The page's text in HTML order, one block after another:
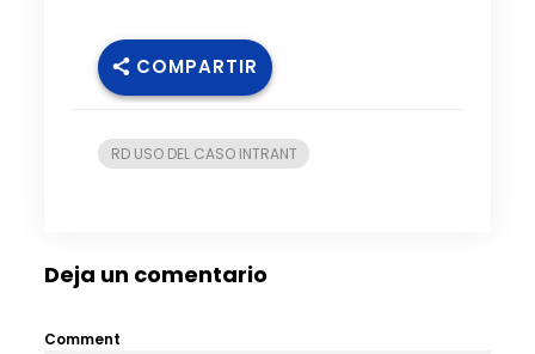
COMPARTIR
RD USO DEL CASO INTRANT
Deja un comentario
Comment